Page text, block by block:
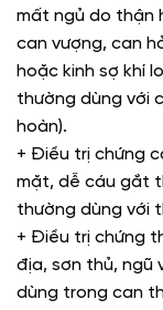
mất ngủ do thận
can vượng, can
hoặc kinh sợ khí
thường dùng với
hoàn).
+ Điều trị chứng
mặt, dễ cáu gắt
thường dùng với
+ Điều trị chứng
địa, sơn thủ, ngũ
dùng trong can